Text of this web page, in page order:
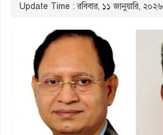
Update Time : রবিবার, ১১ জানুয়ারি, ২০২৬